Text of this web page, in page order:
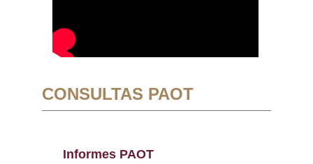
CONSULTAS PAOT
Informes PAOT